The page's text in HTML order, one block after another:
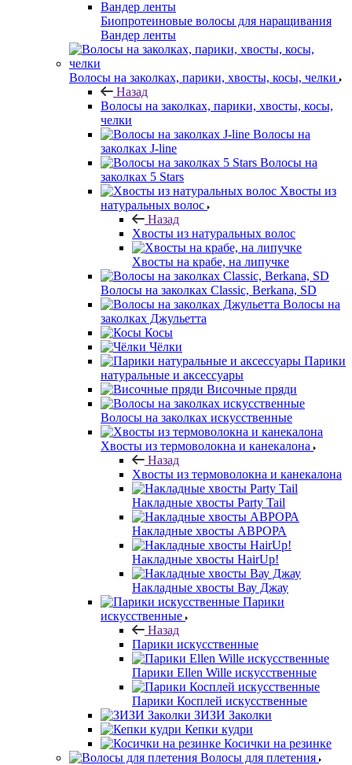
Биопротеиновые волосы для наращивания
Вандер ленты
Волосы на заколках, парики, хвосты, косы, челки
Назад
Волосы на заколках, парики, хвосты, косы,
челки
Волосы на
заколках J-line
Волосы на
заколках 5 Stars
Хвосты из
натуральных волос
Назад
Хвосты из натуральных волос
Хвосты на крабе, на липучке
Волосы на заколках Classic, Berkana, SD
Волосы на
заколках Джульетта
Косы
Чёлки
Парики
натуральные и аксессуары
Височные пряди
Волосы на заколках искусственные
Хвосты из термоволокна и канекалона
Назад
Хвосты из термоволокна и канекалона
Накладные хвосты Party Tail
Накладные хвосты АВРОРА
Накладные хвосты HairUp!
Накладные хвосты Вау Джау
Парики
искусственные
Назад
Парики искусственные
Парики Ellen Wille искусственные
Парики Косплей искусственные
ЗИЗИ Заколки
Кепки кудри
Косички на резинке
Волосы для плетения